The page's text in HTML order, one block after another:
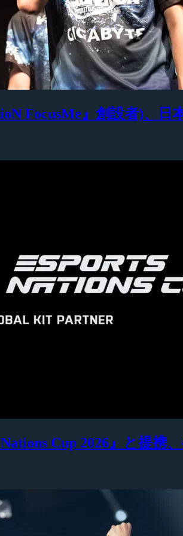
FocusMe』創設者)、
Cup 2026』と提